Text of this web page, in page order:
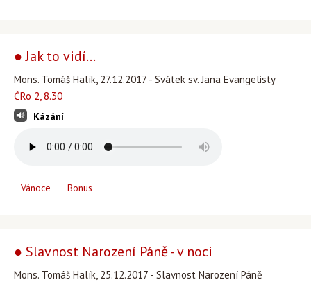
● Jak to vidí...
Mons. Tomáš Halík, 27.12.2017 - Svátek sv. Jana Evangelisty
ČRo 2, 8.30
Kázání
Vánoce Bonus
● Slavnost Narození Páně - v noci
Mons. Tomáš Halík, 25.12.2017 - Slavnost Narození Páně